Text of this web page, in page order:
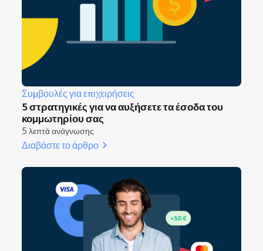
Συμβουλές για επιχειρήσεις
5 στρατηγικές για να αυξήσετε τα έσοδα του
κομμωτηρίου σας
5 λεπτά ανάγνωσης
Διαβάστε το άρθρο